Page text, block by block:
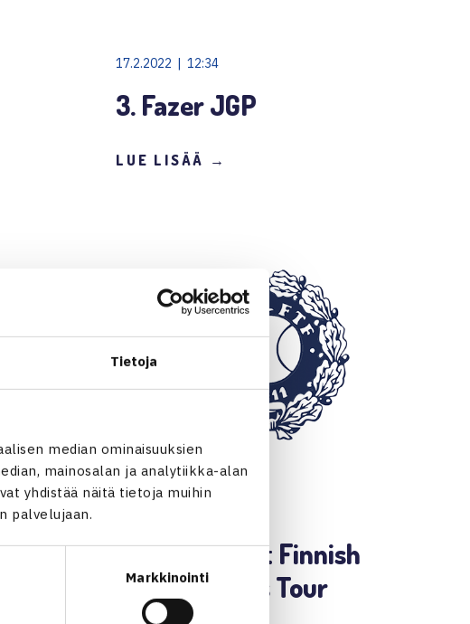
Tietoja
median ominaisuuksien
mainosalan ja analytiikka-alan
yhdistää näitä tietoja muihin
palvelujaan.
Markkinointi
17.2.2022 | 12:34
3. Fazer JGP
LUE LISÄÄ →
5. TEHO Sport Finnish
Junior Tennis Tour